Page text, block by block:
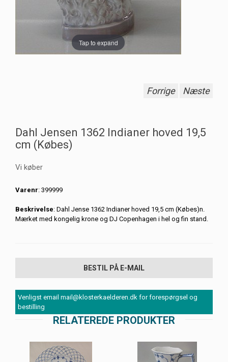
Tap to expand
Forrige Næste
Dahl Jensen 1362 Indianer hoved 19,5
cm (Købes)
Vi køber
Varenr: 399999
Beskrivelse: Dahl Jense 1362 Indianer hoved 19,5 cm (Købes)n.
Mærket med kongelig krone og DJ Copenhagen i hel og fin stand.
BESTIL PÅ E-MAIL
Venligst email mail@klosterkaelderen.dk for forespørgsel og
bestilling
RELATEREDE PRODUKTER